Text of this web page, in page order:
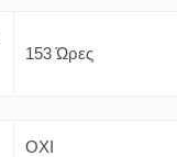
153 Ώρες
ΟΧΙ